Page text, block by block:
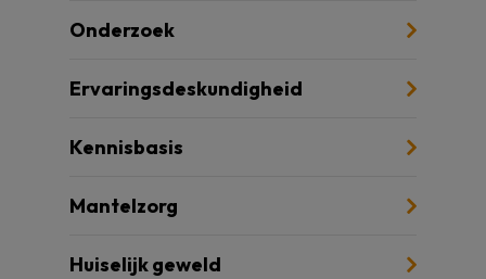
Onderzoek
Ervaringsdeskundigheid
Kennisbasis
Mantelzorg
Huiselijk geweld